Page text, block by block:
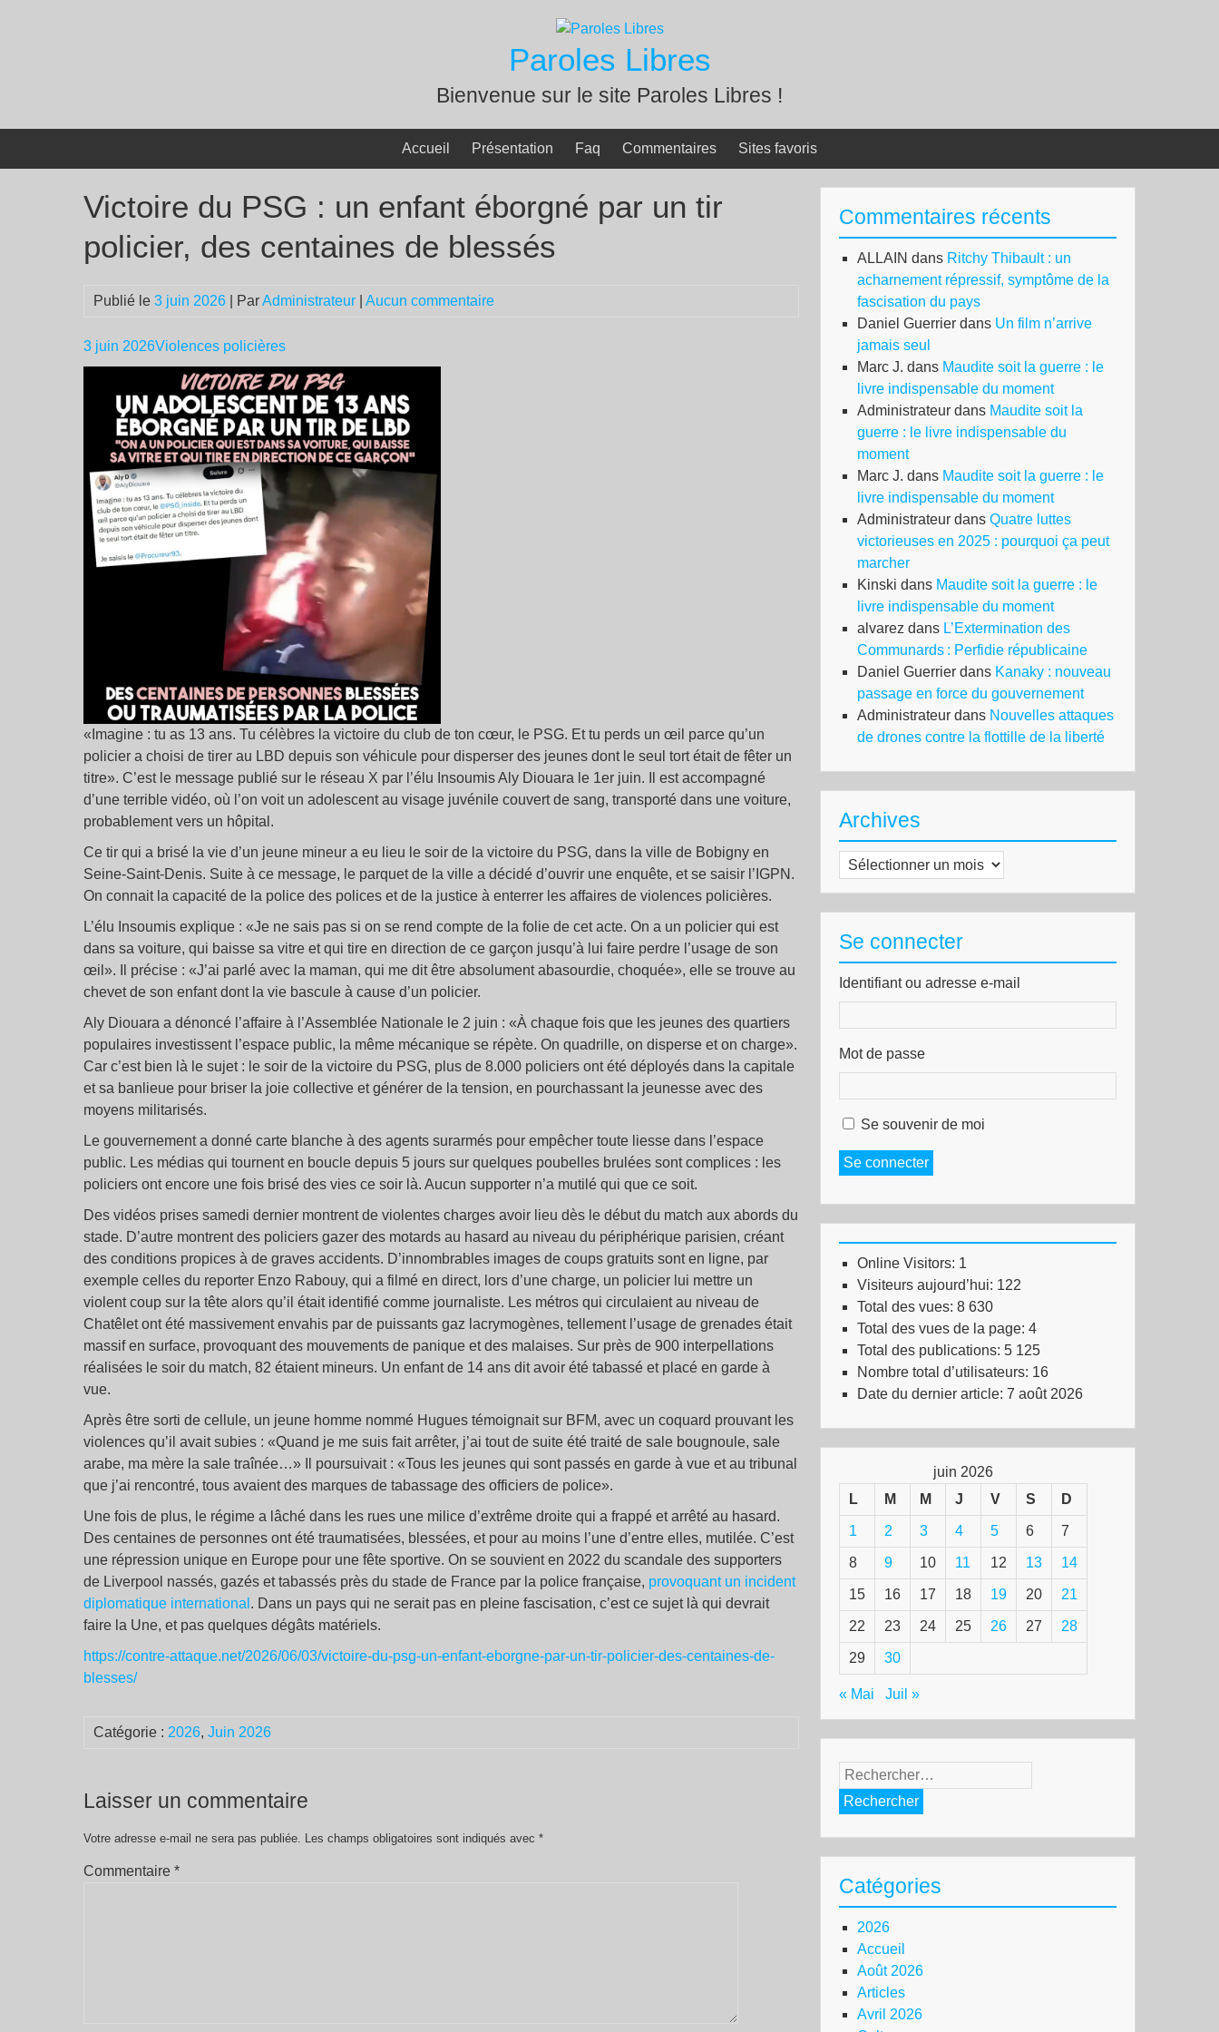
Paroles Libres
Bienvenue sur le site Paroles Libres !
Accueil Présentation Faq Commentaires Sites favoris
Victoire du PSG : un enfant éborgné par un tir
policier, des centaines de blessés
Publié le 3 juin 2026 | ParAdministrateur Aucun commentaire
3 juin 2026Violences policières
«Imagine : tu as 13 ans. Tu célèbres la victoire du club de ton cœur, le PSG. Et tu perds un œil parce qu’un
policier a choisi de tirer au LBD depuis son véhicule pour disperser des jeunes dont le seul tort était de fêter un
titre». C’est le message publié sur le réseau X par l’élu Insoumis Aly Diouara le 1er juin. Il est accompagné
d’une terrible vidéo, où l’on voit un adolescent au visage juvénile couvert de sang, transporté dans une voiture,
probablement vers un hôpital.
Ce tir qui a brisé la vie d’un jeune mineur a eu lieu le soir de la victoire du PSG, dans la ville de Bobigny en
Seine-Saint-Denis. Suite à ce message, le parquet de la ville a décidé d’ouvrir une enquête, et se saisir l’IGPN.
On connait la capacité de la police des polices et de la justice à enterrer les affaires de violences policières.
L’élu Insoumis explique : «Je ne sais pas si on se rend compte de la folie de cet acte. On a un policier qui est
dans sa voiture, qui baisse sa vitre et qui tire en direction de ce garçon jusqu’à lui faire perdre l’usage de son
œil». Il précise : «J’ai parlé avec la maman, qui me dit être absolument abasourdie, choquée», elle se trouve au
chevet de son enfant dont la vie bascule à cause d’un policier.
Aly Diouara a dénoncé l’affaire à l’Assemblée Nationale le 2 juin : «À chaque fois que les jeunes des quartiers
populaires investissent l’espace public, la même mécanique se répète. On quadrille, on disperse et on charge».
Car c’est bien là le sujet : le soir de la victoire du PSG, plus de 8.000 policiers ont été déployés dans la capitale
et sa banlieue pour briser la joie collective et générer de la tension, en pourchassant la jeunesse avec des
moyens militarisés.
Le gouvernement a donné carte blanche à des agents surarmés pour empêcher toute liesse dans l’espace
public. Les médias qui tournent en boucle depuis 5 jours sur quelques poubelles brulées sont complices : les
policiers ont encore une fois brisé des vies ce soir là. Aucun supporter n’a mutilé qui que ce soit.
Des vidéos prises samedi dernier montrent de violentes charges avoir lieu dès le début du match aux abords du
stade. D’autre montrent des policiers gazer des motards au hasard au niveau du périphérique parisien, créant
des conditions propices à de graves accidents. D’innombrables images de coups gratuits sont en ligne, par
exemple celles du reporter Enzo Rabouy, qui a filmé en direct, lors d’une charge, un policier lui mettre un
violent coup sur la tête alors qu’il était identifié comme journaliste. Les métros qui circulaient au niveau de
Chatêlet ont été massivement envahis par de puissants gaz lacrymogènes, tellement l’usage de grenades était
massif en surface, provoquant des mouvements de panique et des malaises. Sur près de 900 interpellations
réalisées le soir du match, 82 étaient mineurs. Un enfant de 14 ans dit avoir été tabassé et placé en garde à
vue.
Après être sorti de cellule, un jeune homme nommé Hugues témoignait sur BFM, avec un coquard prouvant les
violences qu’il avait subies : «Quand je me suis fait arrêter, j’ai tout de suite été traité de sale bougnoule, sale
arabe, ma mère la sale traînée…» Il poursuivait : «Tous les jeunes qui sont passés en garde à vue et au tribunal
que j’ai rencontré, tous avaient des marques de tabassage des officiers de police».
Une fois de plus, le régime a lâché dans les rues une milice d’extrême droite qui a frappé et arrêté au hasard.
Des centaines de personnes ont été traumatisées, blessées, et pour au moins l’une d’entre elles, mutilée. C’est
une répression unique en Europe pour une fête sportive. On se souvient en 2022 du scandale des supporters
de Liverpool nassés, gazés et tabassés près du stade de France par la police française, provoquant un incident
diplomatique international . Dans un pays qui ne serait pas en pleine fascisation, c’est ce sujet là qui devrait
faire la Une, et pas quelques dégâts matériels.
https://contre-attaque.net/2026/06/03/victoire-du-psg-un-enfant-eborgne-par-un-tir-policier-des-centaines-de-
blesses/
Catégorie : 2026, Juin 2026
Laisser un commentaire
Votre adresse e-mail ne sera pas publiée. Les champs obligatoires sont indiqués avec *
Commentaire *
Commentaires récents
ALLAIN dans Ritchy Thibault : un
acharnement répressif, symptôme de la
fascisation du pays
Daniel Guerrier dans Un film n’arrive
jamais seul
Marc J. dans Maudite soit la guerre : le
livre indispensable du moment
Administrateur dans Maudite soit la
guerre : le livre indispensable du
moment
Marc J. dans Maudite soit la guerre : le
livre indispensable du moment
Administrateur dans Quatre luttes
victorieuses en 2025 : pourquoi ça peut
marcher
Kinski dans Maudite soit la guerre : le
livre indispensable du moment
alvarez dans L’Extermination des
Communards : Perfidie républicaine
Daniel Guerrier dans Kanaky : nouveau
passage en force du gouvernement
Administrateur dans Nouvelles attaques
de drones contre la flottille de la liberté
Archives
Archives
Se connecter
Identifiant ou adresse e-mail
Mot de passe
Se souvenir de moi
Se connecter
Online Visitors: 1
Visiteurs aujourd’hui: 122
Total des vues: 8 630
Total des vues de la page: 4
Total des publications: 5 125
Nombre total d’utilisateurs: 16
Date du dernier article: 7 août 2026
juin 2026
L
M M J V S D
1 2 3 4 5 6 7
8 9 10 11 12 13 14
15 16 17 18 19 20 21
22 23 24 25 26 27 28
29 30
« Mai Juil »
Rechercher :
Catégories
2026
Accueil
Août 2026
Articles
Avril 2026